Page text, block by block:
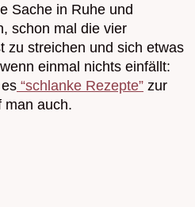
Sache in Ruhe und
schon mal die vier
zu streichen und sich etwas
einmal nichts einfällt:
“schlanke Rezepte” zur
man auch.